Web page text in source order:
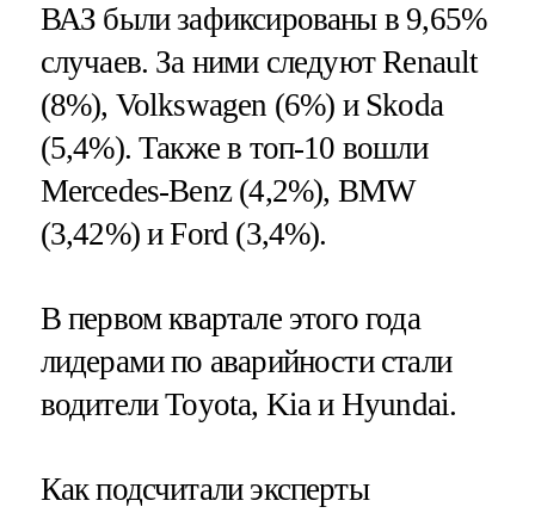
ВАЗ были зафиксированы в 9,65%
случаев. За ними следуют Renault
(8%), Volkswagen (6%) и Skoda
(5,4%). Также в топ-10 вошли
Mercedes-Benz (4,2%), BMW
(3,42%) и Ford (3,4%).
В первом квартале этого года
лидерами по аварийности стали
водители Toyota, Kia и Hyundai.
Как подсчитали эксперты